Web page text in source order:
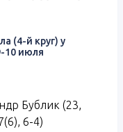
(4-й круг) у
10 июля
Бублик (23,
6-4)